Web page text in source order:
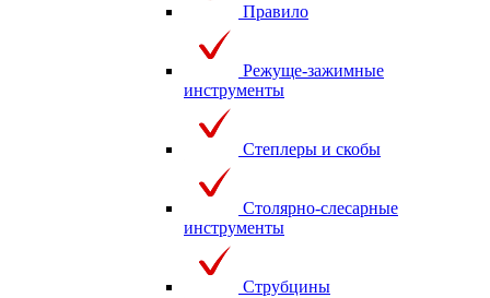
Правило
Режуще-зажимные
инструменты
Степлеры и скобы
Столярно-слесарные
инструменты
Струбцины